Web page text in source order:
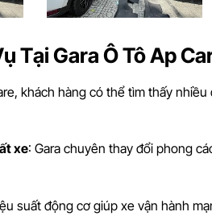
Tại Gara Ô Tô Ap
khách hàng có thể tìm thấy
xe: Gara chuyên thay đổi phong
suất động cơ giúp xe vận hành